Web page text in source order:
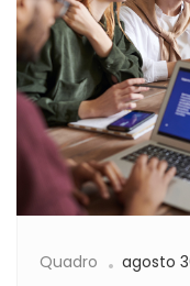
Quadro agosto